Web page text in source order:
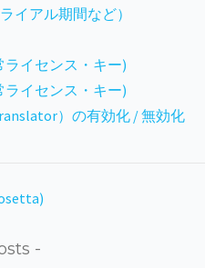
イアル期間など）
イセンス・キー)
イセンス・キー)
）の有効化 / 無効化
-